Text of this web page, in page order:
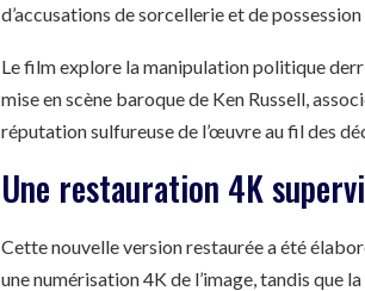
d’accusations de sorcellerie et de possession
Le film explore la manipulation politique
mise en scène baroque de Ken Russell,
réputation sulfureuse de l’œuvre au fil des
Une restauration 4K
Cette nouvelle version restaurée a été
une numérisation 4K de l’image, tandis que